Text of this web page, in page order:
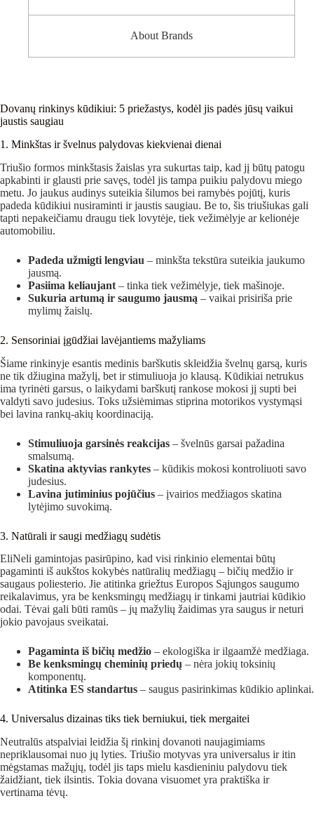
About Brands
Dovanų rinkinys kūdikiui: 5 priežastys, kodėl jis padės jūsų vaikui
jaustis saugiau
1. Minkštas ir švelnus palydovas kiekvienai dienai
Triušio formos minkštasis žaislas yra sukurtas taip, kad jį būtų patogu
apkabinti ir glausti prie savęs, todėl jis tampa puikiu palydovu miego
metu. Jo jaukus audinys suteikia šilumos bei ramybės pojūtį, kuris
padeda kūdikiui nusiraminti ir jaustis saugiau. Be to, šis triušiukas gali
tapti nepakeičiamu draugu tiek lovytėje, tiek vežimėlyje ar kelionėje
automobiliu.
Padeda užmigti lengviau – minkšta tekstūra suteikia jaukumo
jausmą.
Pasiima keliaujant – tinka tiek vežimėlyje, tiek mašinoje.
Sukuria artumą ir saugumo jausmą – vaikai prisiriša prie
mylimų žaislų.
2. Sensoriniai įgūdžiai lavėjantiems mažyliams
Šiame rinkinyje esantis medinis barškutis skleidžia švelnų garsą, kuris
ne tik džiugina mažylį, bet ir stimuliuoja jo klausą. Kūdikiai netrukus
ima tyrinėti garsus, o laikydami barškutį rankose mokosi jį supti bei
valdyti savo judesius. Toks užsiėmimas stiprina motorikos vystymąsi
bei lavina rankų-akių koordinaciją.
Stimuliuoja garsinės reakcijas – švelnūs garsai pažadina
smalsumą.
Skatina aktyvias rankytes – kūdikis mokosi kontroliuoti savo
judesius.
Lavina jutiminius pojūčius – įvairios medžiagos skatina
lytėjimo suvokimą.
3. Natūrali ir saugi medžiagų sudėtis
EliNeli gamintojas pasirūpino, kad visi rinkinio elementai būtų
pagaminti iš aukštos kokybės natūralių medžiagų – bičių medžio ir
saugaus poliesterio. Jie atitinka griežtus Europos Sąjungos saugumo
reikalavimus, yra be kenksmingų medžiagų ir tinkami jautriai kūdikio
odai. Tėvai gali būti ramūs – jų mažylių žaidimas yra saugus ir neturi
jokio pavojaus sveikatai.
Pagaminta iš bičių medžio – ekologiška ir ilgaamžė medžiaga.
Be kenksmingų cheminių priedų – nėra jokių toksinių
komponentų.
Atitinka ES standartus – saugus pasirinkimas kūdikio aplinkai.
4. Universalus dizainas tiks tiek berniukui, tiek mergaitei
Neutralūs atspalviai leidžia šį rinkinį dovanoti naujagimiams
nepriklausomai nuo jų lyties. Triušio motyvas yra universalus ir itin
mėgstamas mažųjų, todėl jis taps mielu kasdieniniu palydovu tiek
žaidžiant, tiek ilsintis. Tokia dovana visuomet yra praktiška ir
vertinama tėvų.